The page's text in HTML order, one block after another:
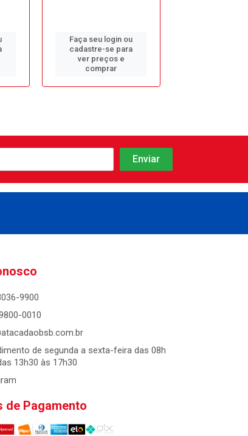
Faça seu login ou
cadastre-se para
ver preços e
comprar
9900
0010
de segunda a sexta-feira das 08h
13h30 às 17h30
de Pagamento